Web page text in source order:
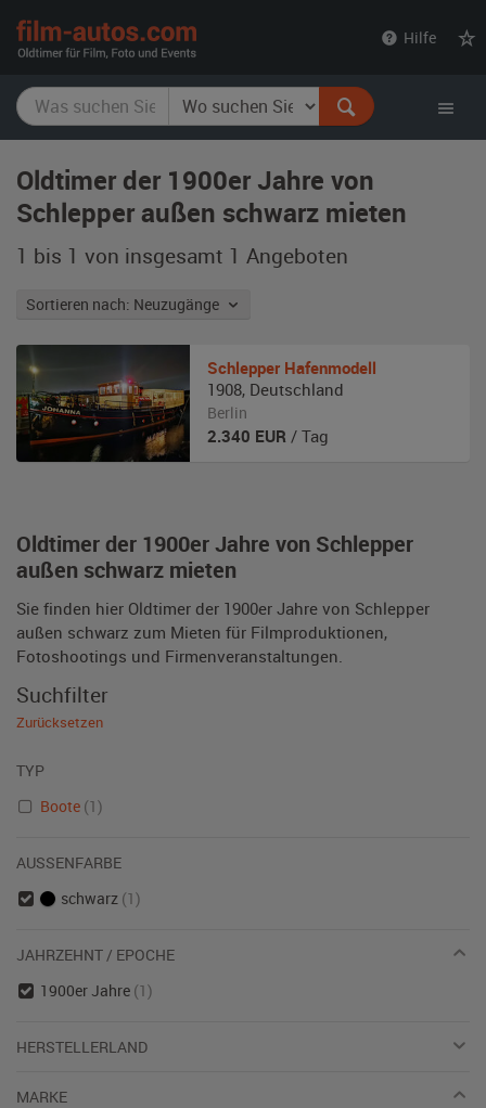
Hilfe
Oldtimer der 1900er Jahre von
Schlepper außen schwarz mieten
1 bis 1 von insgesamt 1 Angeboten
Sortieren nach: Neuzugänge
Oldtimer der 1900er Jahre von Schlepper
außen schwarz mieten
Sie finden hier Oldtimer der 1900er Jahre von Schlepper
außen schwarz zum Mieten für Filmproduktionen,
Fotoshootings und Firmenveranstaltungen.
Schlepper Hafenmodell
1908, Deutschland
Berlin
2.340 EUR / Tag
Suchfilter
Zurücksetzen
TYP
Boote (1)
AUSSENFARBE
schwarz (1)
JAHRZEHNT / EPOCHE
1900er Jahre (1)
HERSTELLERLAND
MARKE